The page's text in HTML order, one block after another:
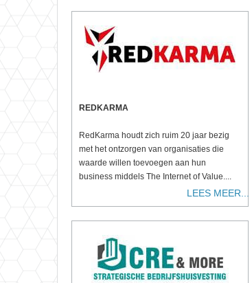
REDKARMA
RedKarma houdt zich ruim 20 jaar bezig
met het ontzorgen van organisaties die
waarde willen toevoegen aan hun
business middels The Internet of Value....
LEES MEER...